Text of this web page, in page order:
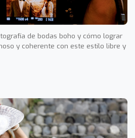
de bodas boho y cómo lograr
y coherente con este estilo libre y